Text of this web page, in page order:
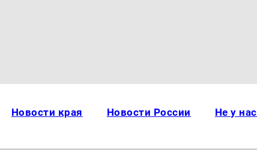
Новости края Новости России Не у нас